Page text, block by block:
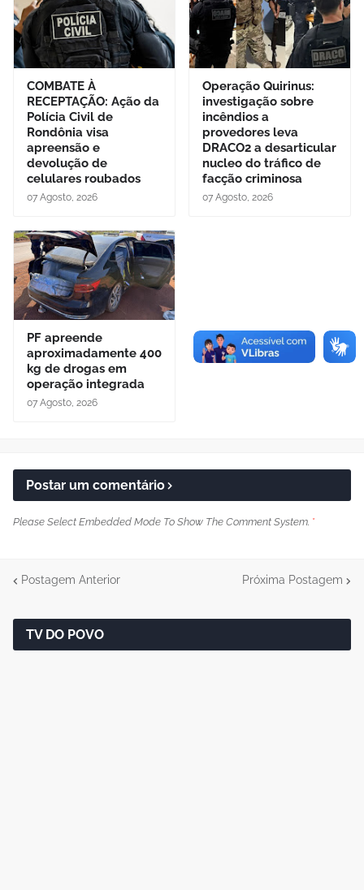
COMBATE À
RECEPTAÇÃO: Ação da
Polícia Civil de
Rondônia visa
apreensão e
devolução de
celulares roubados
07 Agosto, 2026
Operação Quirinus:
investigação sobre
incêndios a
provedores leva
DRACO2 a desarticular
nucleo do tráfico de
facção criminosa
07 Agosto, 2026
PF apreende
aproximadamente 400
kg de drogas em
operação integrada
07 Agosto, 2026
Postar um comentário
Please Select Embedded Mode To Show The Comment System. *
Postagem Anterior Próxima Postagem
TV DO POVO